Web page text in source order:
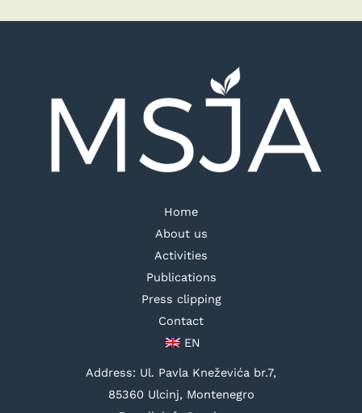
Home
About us
Activities
Publications
Press clipping
Contact
EN
Address: Ul. Pavla Kneževića br.7,
85360 Ulcinj, Montenegro